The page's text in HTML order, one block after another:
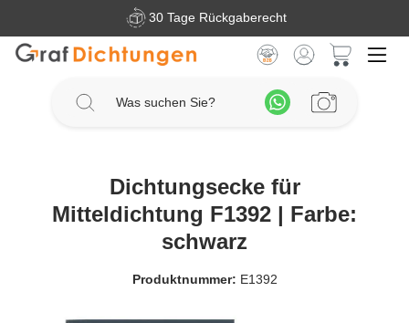
Zum Hauptinhalt springen30 Tage Rückgaberecht
Dichtungsecke für
Mitteldichtung F1392 | Farbe:
schwarz
Produktnummer: E1392